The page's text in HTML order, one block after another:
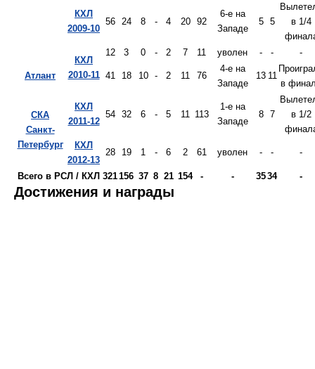
КХЛ
2009-10
56 24 8 - 4 20 92
6-е на
Западе
5 5
в 1/4
КХЛ
2010-11
12 3 0 - 2 7 11 уволен - - -
Атлант 41 18 10 - 2 11 76
4-е на
Западе
13 11
в
СКА
Санкт-
Петербург
КХЛ
2011-12
54 32 6 - 5 11 113
1-е на
Западе
8 7
в 1/2
КХЛ
2012-13
28 19 1 - 6 2 61 уволен - - -
Всего в РСЛ / КХЛ 321156 37 8 21 154 - - 3534 -
Достижения и награды